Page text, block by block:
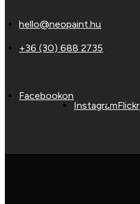
hello@neopaint.hu
+36 (30) 688 2735
Facebookon
InstagramFlickr